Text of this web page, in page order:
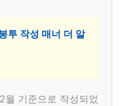
투 작성 매너 더 알
기준으로 작성되었